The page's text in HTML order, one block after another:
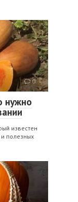
0
нужно
известен
полезных